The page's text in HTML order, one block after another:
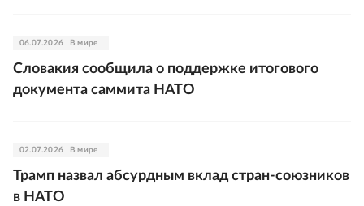
06.07.2026 В мире
Словакия сообщила о поддержке итогового
документа саммита НАТО
02.07.2026 В мире
Трамп назвал абсурдным вклад стран-союзников
в НАТО